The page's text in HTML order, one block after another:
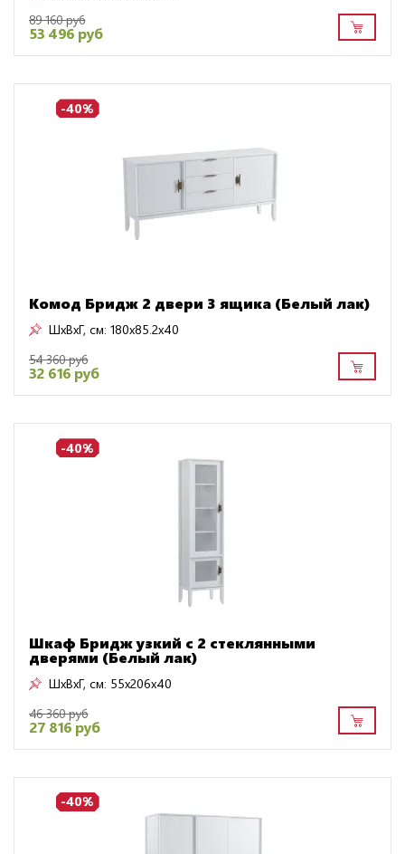
89 160 руб
53 496 руб
-40%
Комод Бридж 2 двери 3 ящика (Белый лак)
ШxВxГ, см: 180x85.2x40
54 360 руб
32 616 руб
-40%
Шкаф Бридж узкий с 2 стеклянными
дверями (Белый лак)
ШxВxГ, см: 55x206x40
46 360 руб
27 816 руб
-40%